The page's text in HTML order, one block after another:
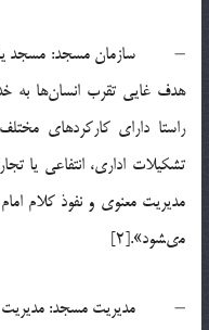
– سازمان مسجد: مسجد يك
هدف غايى تقرب انسان‌ها به
راستا داراى كاركردهاى
تشكيلات ادارى، انتفاعى يا
مديريت معنوى و نفوذ كلام
مى‏شود».[2]
– مديريت مسجد: مديريت